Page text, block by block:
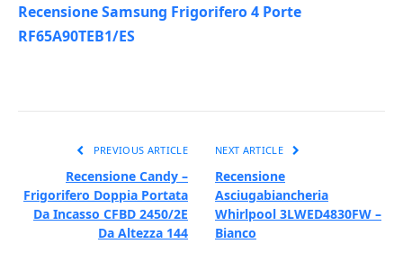
Recensione Samsung Frigorifero 4 Porte
RF65A90TEB1/ES
PREVIOUS ARTICLE
Recensione Candy –
Frigorifero Doppia Portata
Da Incasso CFBD 2450/2E
Da Altezza 144
NEXT ARTICLE
Recensione
Asciugabiancheria
Whirlpool 3LWED4830FW –
Bianco